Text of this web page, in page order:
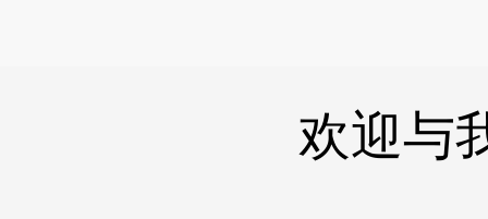
欢迎与